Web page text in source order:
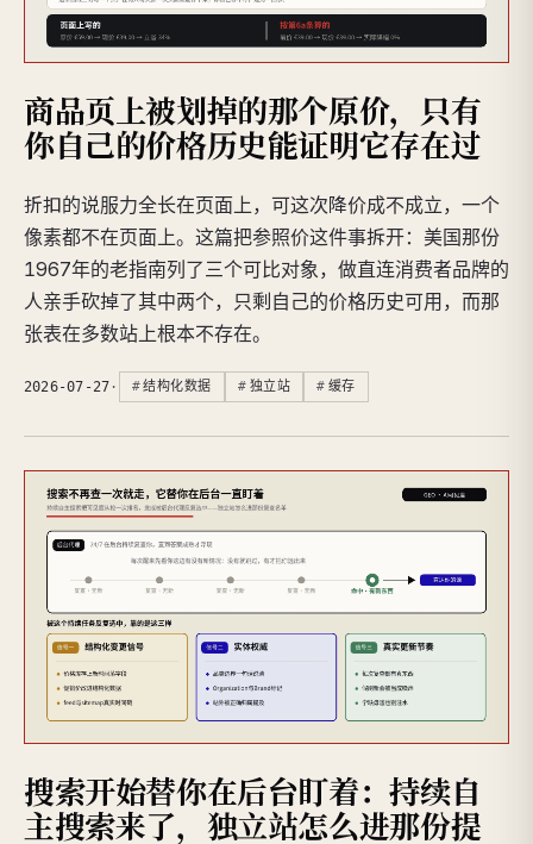
商品页上被划掉的那个原价，只有
你自己的价格历史能证明它存在过
折扣的说服力全长在页面上，可这次降价成不成立，一个
像素都不在页面上。这篇把参照价这件事拆开：美国那份
1967年的老指南列了三个可比对象，做直连消费者品牌的
人亲手砍掉了其中两个，只剩自己的价格历史可用，而那
张表在多数站上根本不存在。
2026-07-27 · 结构化数据 独立站 缓存
搜索开始替你在后台盯着：持续自
主搜索来了，独立站怎么进那份提